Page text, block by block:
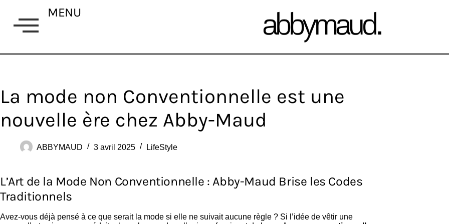
MENU
La mode non Conventionnelle est une
nouvelle ère chez Abby-Maud
ABBYMAUD 3 avril 2025 LifeStyle
L’Art de la Mode Non Conventionnelle : Abby-Maud Brise les Codes
Traditionnels
Avez-vous déjà pensé à ce que serait la mode si elle ne suivait aucune règle ? Si l’idée de vêtir une